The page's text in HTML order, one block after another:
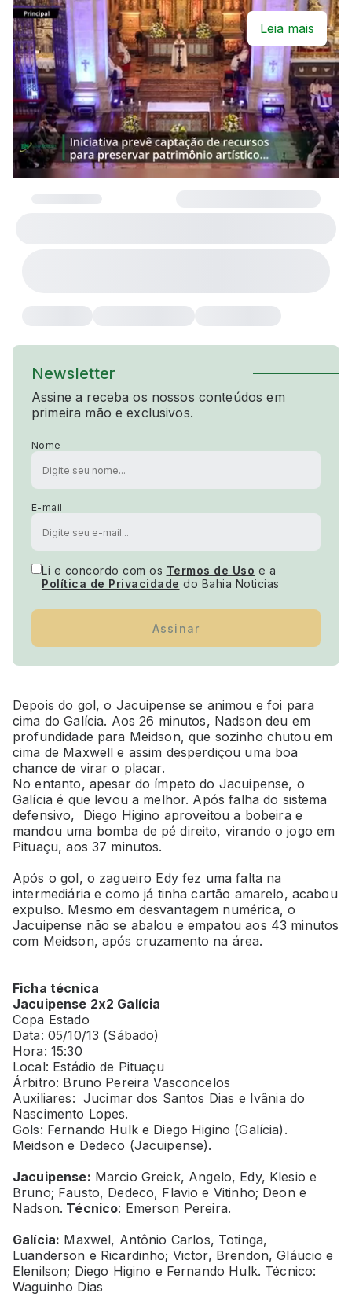
Leia mais
Newsletter
Assine a receba os nossos conteúdos em
primeira mão e exclusivos.
Nome
E-mail
Li e concordo com os Termos de Uso e a
Política de Privacidade do Bahia Noticias
Assinar
Depois do gol, o Jacuipense se animou e foi para
cima do Galícia. Aos 26 minutos, Nadson deu em
profundidade para Meidson, que sozinho chutou em
cima de Maxwell e assim desperdiçou uma boa
chance de virar o placar.
No entanto, apesar do ímpeto do Jacuipense, o
Galícia é que levou a melhor. Após falha do sistema
defensivo, Diego Higino aproveitou a bobeira e
mandou uma bomba de pé direito, virando o jogo em
Pituaçu, aos 37 minutos.
Após o gol, o zagueiro Edy fez uma falta na
intermediária e como já tinha cartão amarelo, acabou
expulso. Mesmo em desvantagem numérica, o
Jacuipense não se abalou e empatou aos 43 minutos
com Meidson, após cruzamento na área.
Ficha técnica
Jacuipense 2x2 Galícia
Copa Estado
Data: 05/10/13 (Sábado)
Hora: 15:30
Local: Estádio de Pituaçu
Árbitro: Bruno Pereira Vasconcelos
Auxiliares: Jucimar dos Santos Dias e Ivânia do
Nascimento Lopes.
Gols: Fernando Hulk e Diego Higino (Galícia).
Meidson e Dedeco (Jacuipense).
Jacuipense: Marcio Greick, Angelo, Edy, Klesio e
Bruno; Fausto, Dedeco, Flavio e Vitinho; Deon e
Nadson. Técnico: Emerson Pereira.
Galícia: Maxwel, Antônio Carlos, Totinga,
Luanderson e Ricardinho; Victor, Brendon, Gláucio e
Elenilson; Diego Higino e Fernando Hulk. Técnico:
Waguinho Dias